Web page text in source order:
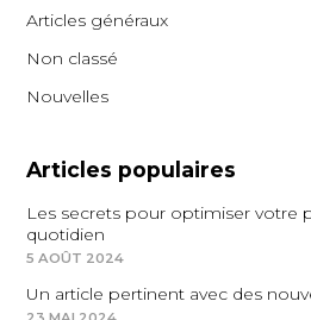
Articles généraux
Non classé
Nouvelles
Articles populaires
Les secrets pour optimiser votre
quotidien
5 AOÛT 2024
Un article pertinent avec des